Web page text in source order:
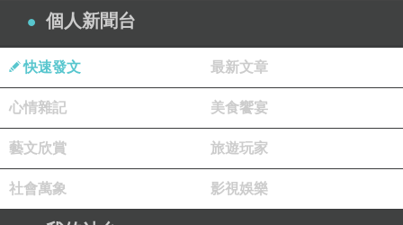
個人新聞台
快速發文 最新文章
心情雜記 美食饗宴
藝文欣賞 旅遊玩家
社會萬象 影視娛樂